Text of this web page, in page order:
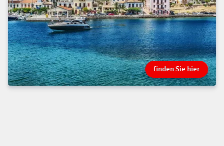
finden Sie hier